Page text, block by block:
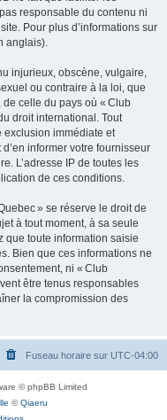
responsable du contenu ni
Pour plus d’informations sur
anglais).
injurieux, obscène, vulgaire,
ou contraire à la loi, que
celle du pays où « Club
droit international. Tout
exclusion immédiate et
informer votre fournisseur
L’adresse IP de toutes les
de ces conditions.
» se réserve le droit de
à tout moment, à sa seule
que toute information saisie
Bien que ces informations ne
ni « Club
être tenus responsables
la compromission des
Fuseau horaire sur UTC-04:00
© phpBB Limited
©Qiaeru